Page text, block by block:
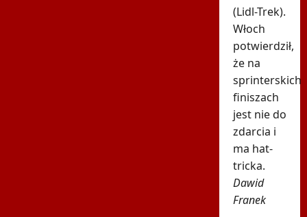
(Lidl-Trek).
Włoch
potwierdził,
że na
sprinterskich
finiszach
jest nie do
zdarcia i
ma hat-
tricka.
Dawid
Franek